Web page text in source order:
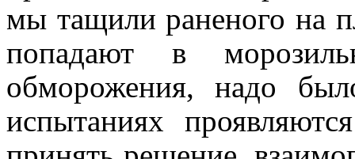
мы тащили раненого на
попадают в
обморожения, надо
испытаниях